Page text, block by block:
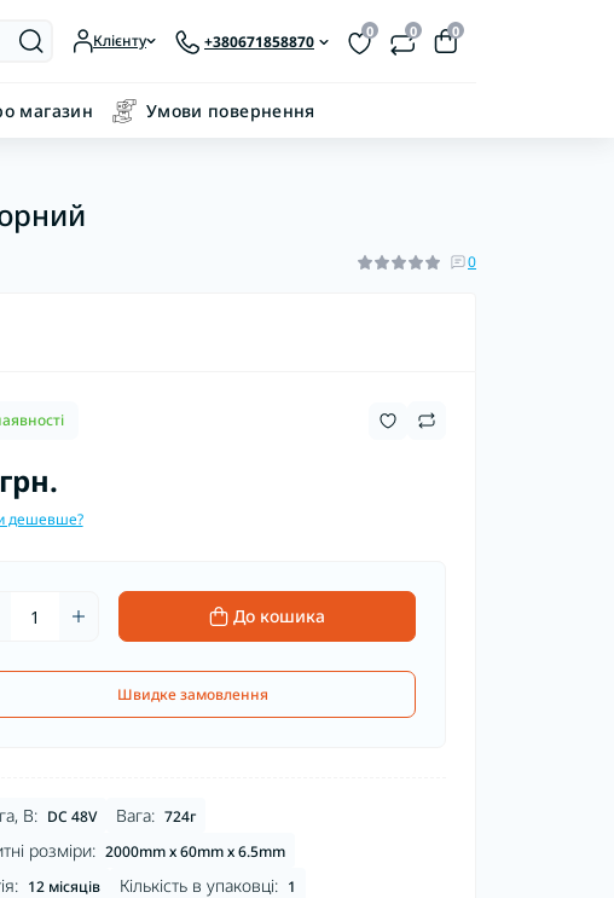
Клієнту +380671858870
0 0 0
магазин Умови повернення
0
дешевше?
До кошика
Швидке замовлення
В: DC 48V Вага: 724г
розміри: 2000mm х 60mm х 6.5mm
12 місяців Кількість в упаковці: 1